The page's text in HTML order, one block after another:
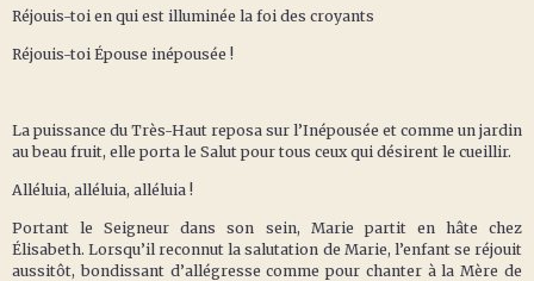
Réjouis-toi en qui est illuminée la foi des croyants
Réjouis-toi Épouse inépousée !
La puissance du Très-Haut reposa sur l’Inépousée et comme un jardin
au beau fruit, elle porta le Salut pour tous ceux qui désirent le cueillir.
Alléluia, alléluia, alléluia !
Portant le Seigneur dans son sein, Marie partit en hâte chez
Élisabeth. Lorsqu’il reconnut la salutation de Marie, l’enfant se réjouit
aussitôt, bondissant d’allégresse comme pour chanter à la Mère de